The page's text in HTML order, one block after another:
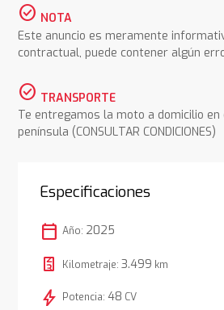
check_circle NOTA
Este anuncio es meramente
contractual, puede contener algún
check_circle TRANSPORTE
Te entregamos la moto a domicilio
península (CONSULTAR CONDICIONES)
Especificaciones
calendar_today Año: 2025
Kilometraje: 3.499 km
bolt Potencia: 48 CV